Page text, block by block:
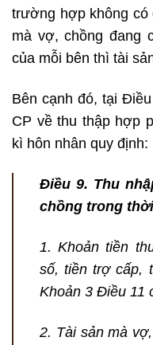
trường hợp không có
mà vợ, chồng đang
của mỗi bên thì tài
Bên cạnh đó, tại
CP về thu thập hợp
kì hôn nhân quy định:
Điều 9. Thu
chồng trong
1. Khoản tiền
số, tiền trợ cấp,
Khoản 3 Điều 11
2. Tài sản mà